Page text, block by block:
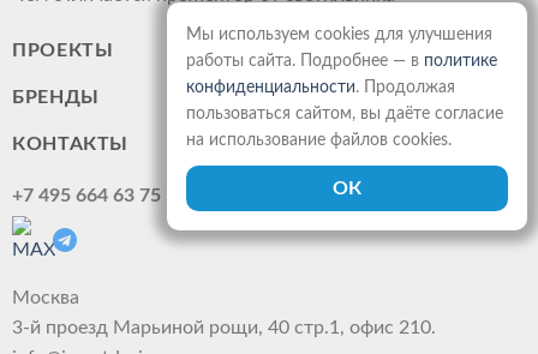
ПРОЕКТЫ
БРЕНДЫ
КОНТАКТЫ
+7 495 664 63 75
Москва
3-й проезд Марьиной рощи, 40 стр.1, офис 210.
Мы используем cookies для улучшения
работы сайта. Подробнее — в политике
конфиденциальности. Продолжая
пользоваться сайтом, вы даёте согласие
на использование файлов cookies.